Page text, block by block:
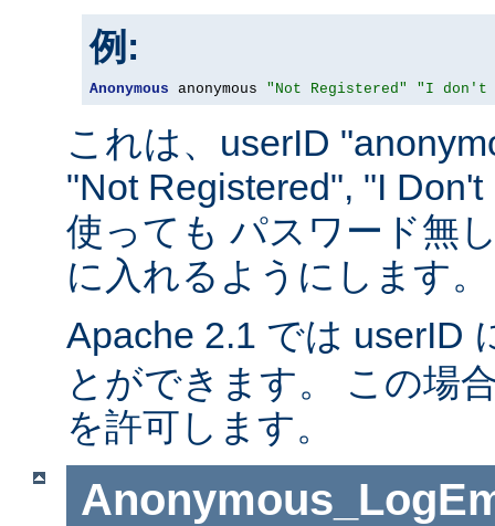
例:
Anonymous anonymous "Not Registered" "I don't
これは、userID
"Not Registered", "I
使っても パスワード無
に入れるようにします。
Apache 2.1 では userID
とができます。 この場
を許可します。